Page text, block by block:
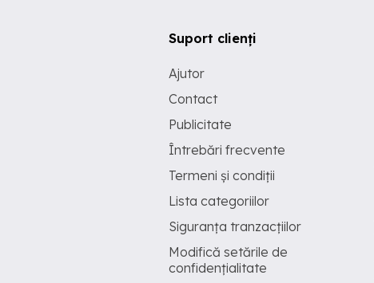
Suport clienți
Ajutor
Contact
Publicitate
Întrebări frecvente
Termeni și condiții
Lista categoriilor
Siguranța tranzacțiilor
Modifică setările de
confidențialitate